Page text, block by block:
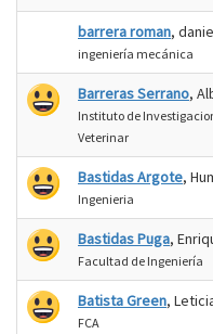
barrera roman,
ingeniería mecánica
Barreras Serrano,
Instituto de
Veterinar
Bastidas Argote,
Ingenieria
Bastidas Puga,
Facultad de Ingeniería
Batista Green,
FCA